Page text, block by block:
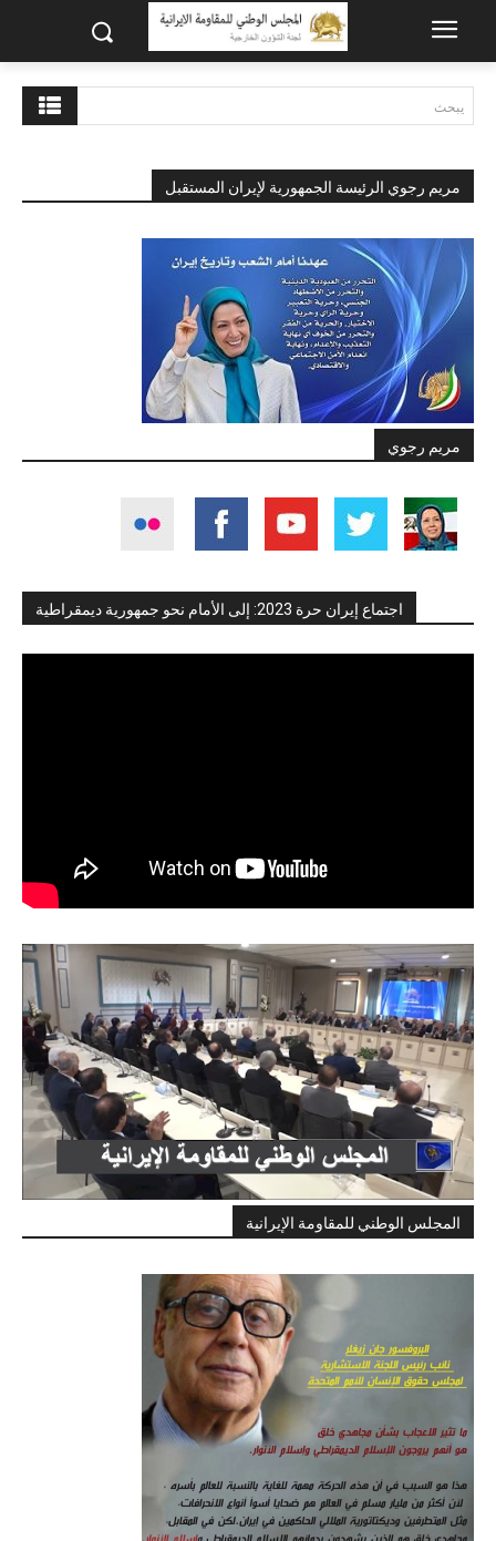
يبحث
مريم رجوي الرئيسة الجمهورية لإيران المستقبل
مريم رجوي
اجتماع إيران حرة 2023: إلى الأمام نحو جمهورية ديمقراطية
المجلس الوطني للمقاومة الإيرانية